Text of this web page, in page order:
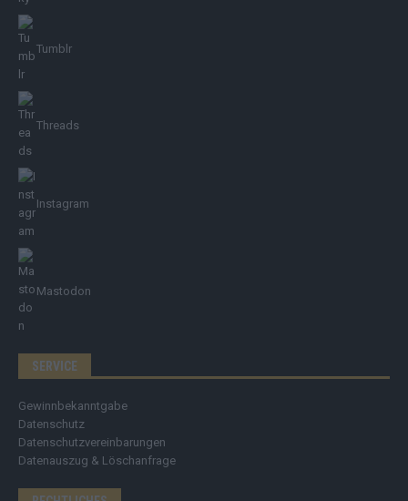
Tumblr
Threads
Instagram
Mastodon
SERVICE
Gewinnbekanntgabe
Datenschutz
Datenschutzvereinbarungen
Datenauszug & Löschanfrage